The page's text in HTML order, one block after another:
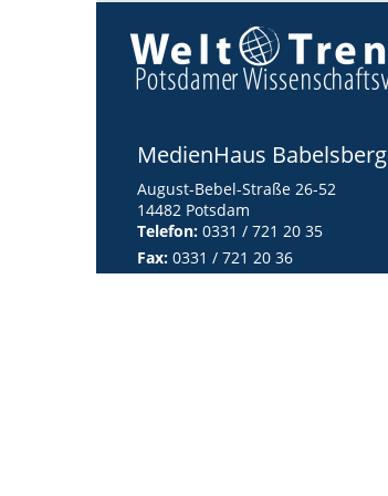
MedienHaus Babelsberg
August-Bebel-Straße 26-52
14482 Potsdam
Telefon: 0331 / 721 20 35
Fax: 0331 / 721 20 36